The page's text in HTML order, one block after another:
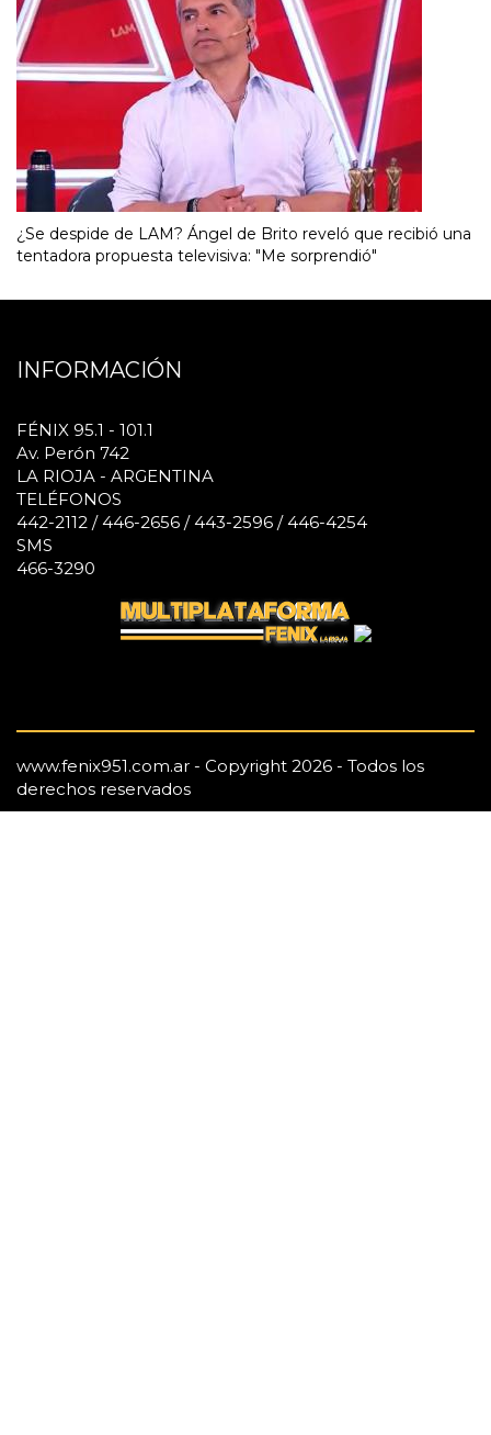
¿Se despide de LAM? Ángel de Brito reveló que recibió una
tentadora propuesta televisiva: "Me sorprendió"
INFORMACIÓN
FÉNIX 95.1 - 101.1
Av. Perón 742
LA RIOJA - ARGENTINA
TELÉFONOS
442-2112 / 446-2656 / 443-2596 / 446-4254
SMS
466-3290
www.fenix951.com.ar - Copyright 2026 - Todos los
derechos reservados